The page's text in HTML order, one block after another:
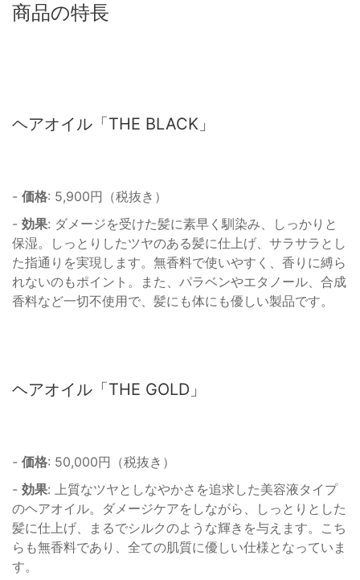
商品の特長
ヘアオイル「THE BLACK」
- 価格: 5,900円（税抜き）
- 効果: ダメージを受けた髪に素早く馴染み、しっかりと
保湿。しっとりしたツヤのある髪に仕上げ、サラサラとし
た指通りを実現します。無香料で使いやすく、香りに縛ら
れないのもポイント。また、パラベンやエタノール、合成
香料など一切不使用で、髪にも体にも優しい製品です。
ヘアオイル「THE GOLD」
- 価格: 50,000円（税抜き）
- 効果: 上質なツヤとしなやかさを追求した美容液タイプ
のヘアオイル。ダメージケアをしながら、しっとりとした
髪に仕上げ、まるでシルクのような輝きを与えます。こち
らも無香料であり、全ての肌質に優しい仕様となっていま
す。